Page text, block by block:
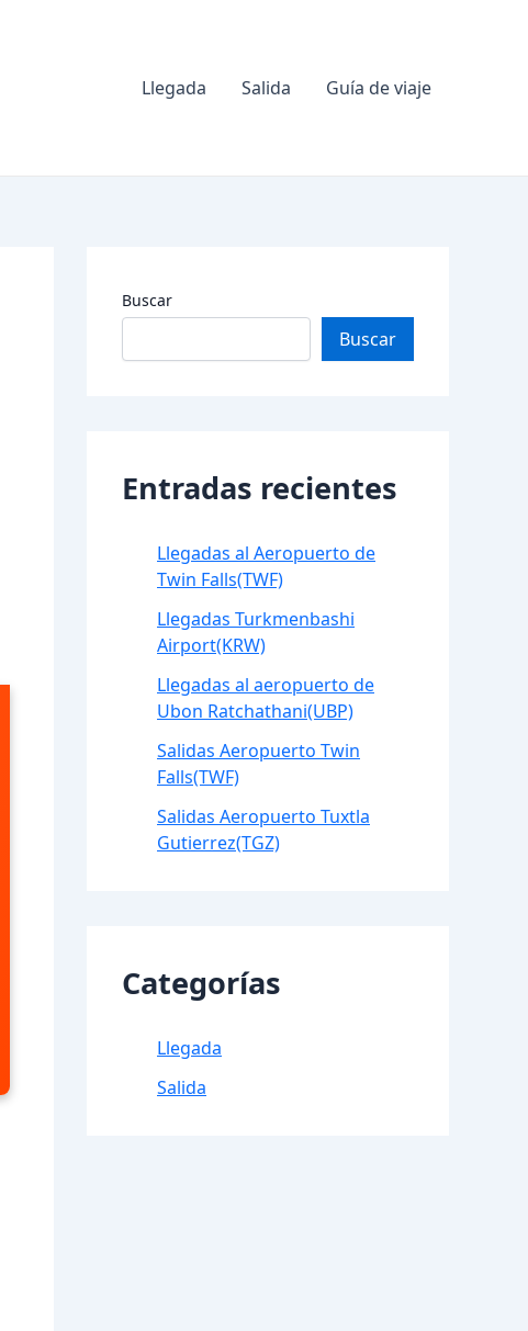
Llegada Salida Guía de viaje
Buscar
Buscar
Entradas recientes
Llegadas al Aeropuerto de
Twin Falls(TWF)
Llegadas Turkmenbashi
Airport(KRW)
Llegadas al aeropuerto de
Ubon Ratchathani(UBP)
Salidas Aeropuerto Twin
Falls(TWF)
Salidas Aeropuerto Tuxtla
Gutierrez(TGZ)
Categorías
Llegada
Salida